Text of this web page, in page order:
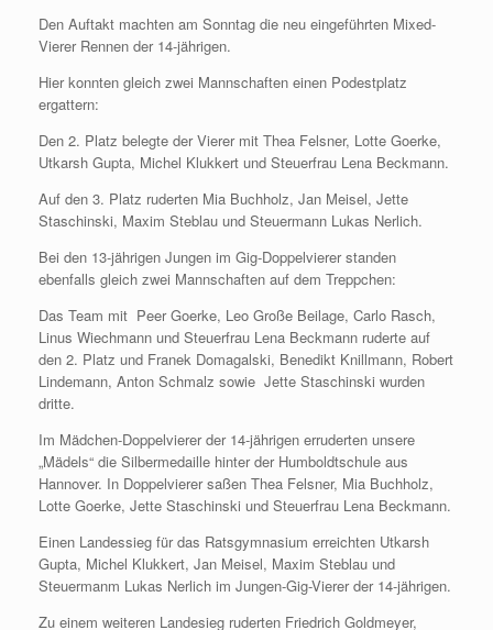
Den Auftakt machten am Sonntag die neu eingeführten Mixed-
Vierer Rennen der 14-jährigen.
Hier konnten gleich zwei Mannschaften einen Podestplatz
ergattern:
Den 2. Platz belegte der Vierer mit Thea Felsner, Lotte Goerke,
Utkarsh Gupta, Michel Klukkert und Steuerfrau Lena Beckmann.
Auf den 3. Platz ruderten Mia Buchholz, Jan Meisel, Jette
Staschinski, Maxim Steblau und Steuermann Lukas Nerlich.
Bei den 13-jährigen Jungen im Gig-Doppelvierer standen
ebenfalls gleich zwei Mannschaften auf dem Treppchen:
Das Team mit Peer Goerke, Leo Große Beilage, Carlo Rasch,
Linus Wiechmann und Steuerfrau Lena Beckmann ruderte auf
den 2. Platz und Franek Domagalski, Benedikt Knillmann, Robert
Lindemann, Anton Schmalz sowie Jette Staschinski wurden
dritte.
Im Mädchen-Doppelvierer der 14-jährigen erruderten unsere
„Mädels“ die Silbermedaille hinter der Humboldtschule aus
Hannover. In Doppelvierer saßen Thea Felsner, Mia Buchholz,
Lotte Goerke, Jette Staschinski und Steuerfrau Lena Beckmann.
Einen Landessieg für das Ratsgymnasium erreichten Utkarsh
Gupta, Michel Klukkert, Jan Meisel, Maxim Steblau und
Steuermanm Lukas Nerlich im Jungen-Gig-Vierer der 14-jährigen.
Zu einem weiteren Landesieg ruderten Friedrich Goldmeyer,